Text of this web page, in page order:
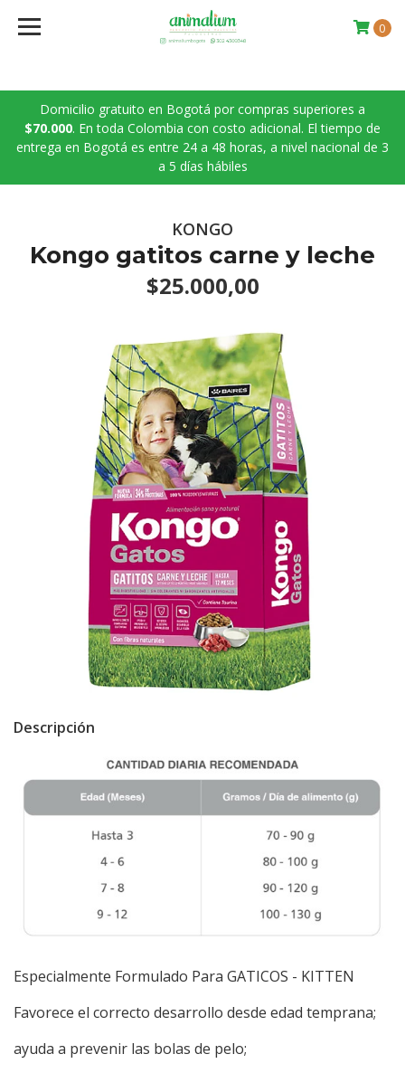
Domicilio gratuito en Bogotá por compras superiores a
$70.000. En toda Colombia con costo adicional. El tiempo de
entrega en Bogotá es entre 24 a 48 horas, a nivel nacional de 3
a 5 días hábiles
0
KONGO
Kongo gatitos carne y leche
$25.000,00
Descripción
Especialmente Formulado Para GATICOS - KITTEN
Favorece el correcto desarrollo desde edad temprana;
ayuda a prevenir las bolas de pelo;